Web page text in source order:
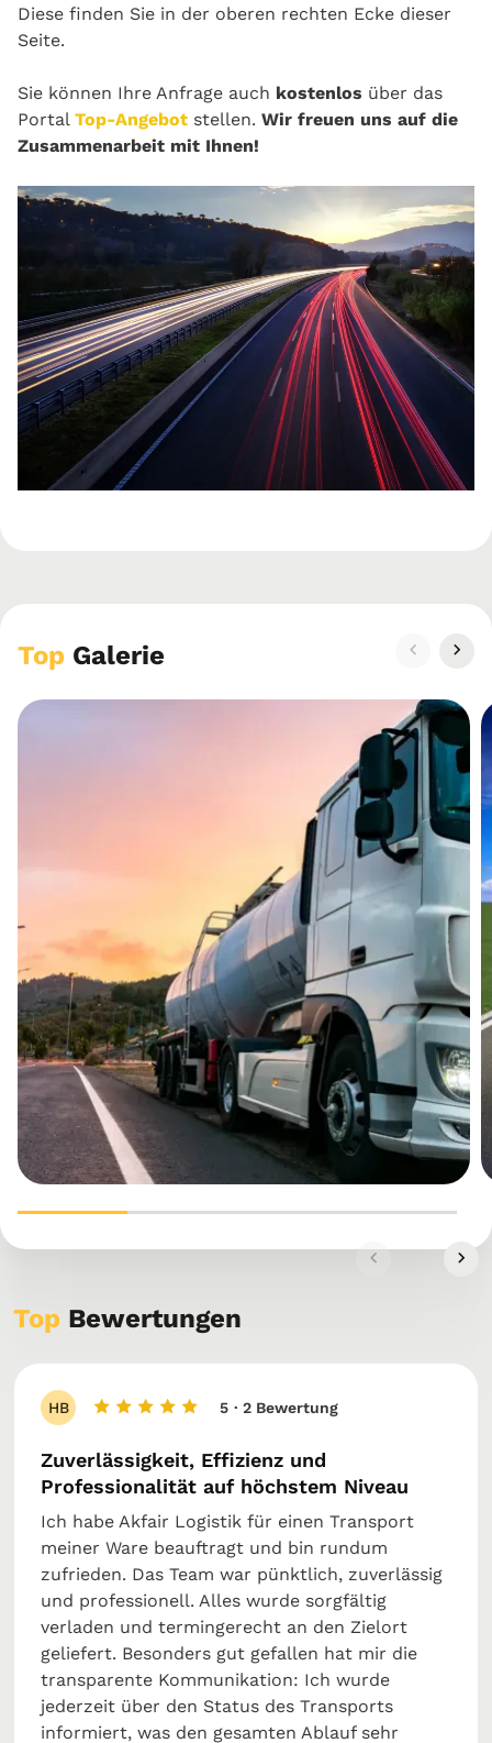
Diese finden Sie in der oberen rechten Ecke dieser
Seite.
Sie können Ihre Anfrage auch kostenlos über das
Portal Top-Angebot stellen. Wir freuen uns auf die
Zusammenarbeit mit Ihnen!
Top Galerie
Top Bewertungen
HB 5 · 2 Bewertung
Zuverlässigkeit, Effizienz und
Professionalität auf höchstem Niveau
Ich habe Akfair Logistik für einen Transport
meiner Ware beauftragt und bin rundum
zufrieden. Das Team war pünktlich, zuverlässig
und professionell. Alles wurde sorgfältig
verladen und termingerecht an den Zielort
geliefert. Besonders gut gefallen hat mir die
transparente Kommunikation: Ich wurde
jederzeit über den Status des Transports
informiert, was den gesamten Ablauf sehr